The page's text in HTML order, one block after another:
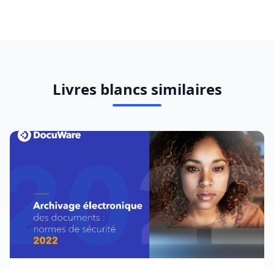
Livres blancs similaires